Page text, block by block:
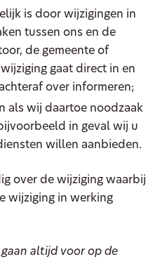
is door wijzigingen in
tussen ons en de
de gemeente of
gaat direct in en
over informeren;
als wij daartoe noodzaak
in geval wij u
willen aanbieden.
over de wijziging waarbij
wijziging in werking
altijd voor op de